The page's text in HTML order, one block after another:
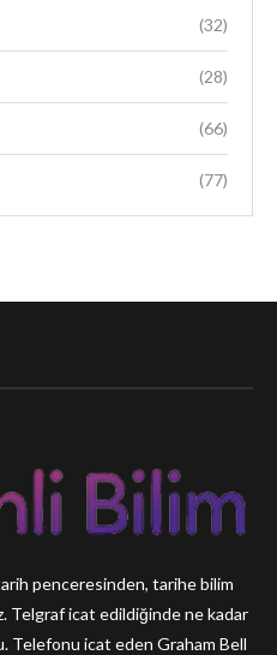
(32)
(28)
(66)
(77)
penceresinden, tarihe bilim
Telgraf icat edildiğinde ne kadar
Telefonu icat eden Graham Bell